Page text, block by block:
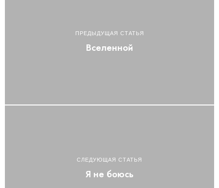
ПРЕДЫДУЩАЯ СТАТЬЯ
Вселенной
СЛЕДУЮЩАЯ СТАТЬЯ
Я не боюсь